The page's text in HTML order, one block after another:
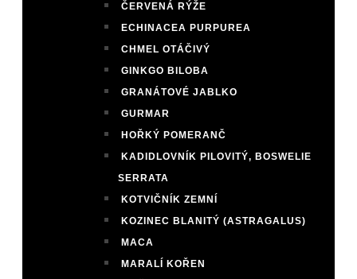
ČERVENÁ RÝŽE
ECHINACEA PURPUREA
CHMEL OTÁČIVÝ
GINKGO BILOBA
GRANÁTOVÉ JABLKO
GURMAR
HOŘKÝ POMERANČ
KADIDLOVNÍK PILOVITÝ, BOSWELIE
SERRATA
KOTVIČNÍK ZEMNÍ
KOZINEC BLANITÝ (ASTRAGALUS)
MACA
MARALÍ KOŘEN